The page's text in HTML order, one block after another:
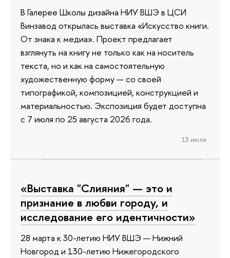
В Галерее Школы дизайна НИУ ВШЭ в ЦСИ
Винзавод открылась выставка «Искусство книги.
От знака к медиа». Проект предлагает
взглянуть на книгу не только как на носитель
текста, но и как на самостоятельную
художественную форму — со своей
типографикой, композицией, конструкцией и
материальностью. Экспозиция будет доступна
с 7 июля по 25 августа 2026 года.
13 июля
«Выставка "Слияния" — это и
признание в любви городу, и
исследование его идентичности»
28 марта к 30-летию НИУ ВШЭ — Нижний
Новгород и 130-летию Нижегородского